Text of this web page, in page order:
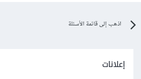
اذهب إلى قائمة الأسئلة
إعلانات